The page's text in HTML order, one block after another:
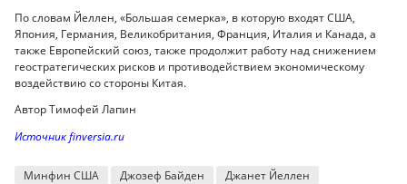
По словам Йеллен, «Большая семерка», в которую входят США,
Япония, Германия, Великобритания, Франция, Италия и Канада, а
также Европейский союз, также продолжит работу над снижением
геостратегических рисков и противодействием экономическому
воздействию со стороны Китая.
Автор Тимофей Лапин
Источник finversia.ru
Минфин США Джозеф Байден
Джанет Йеллен